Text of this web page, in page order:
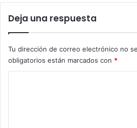
Deja una respuesta
Tu dirección de correo electrónico no
obligatorios están marcados con *